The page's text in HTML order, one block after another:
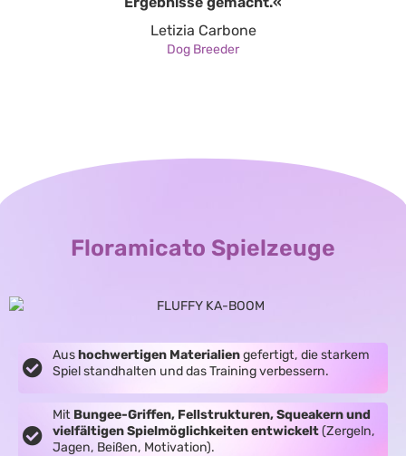
Letizia Carbone
Dog Breeder
Floramicato Spielzeuge
Aushochwertigen Materialiengefertigt, die starkem
Spiel standhalten und das Training verbessern.
Mit Bungee-Griffen, Fellstrukturen, Squeakern und
vielfältigen Spielmöglichkeiten entwickelt(Zergeln,
Jagen, Beißen, Motivation).